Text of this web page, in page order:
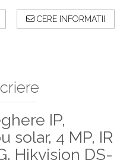
CERE INFORMATII
IP,
solar, 4 MP, IR
Hikvision DS-